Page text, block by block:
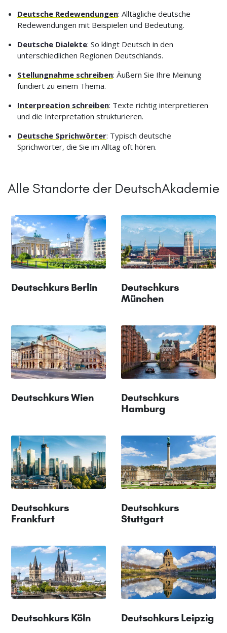
Deutsche Redewendungen: Alltägliche deutsche
Redewendungen mit Beispielen und Bedeutung.
Deutsche Dialekte: So klingt Deutsch in den
unterschiedlichen Regionen Deutschlands.
Stellungnahme schreiben: Äußern Sie Ihre Meinung
fundiert zu einem Thema.
Interpreation schreiben: Texte richtig interpretieren
und die Interpretation strukturieren.
Deutsche Sprichwörter: Typisch deutsche
Sprichwörter, die Sie im Alltag oft hören.
Alle Standorte der DeutschAkademie
Deutschkurs Berlin
Deutschkurs
München
Deutschkurs Wien
Deutschkurs
Hamburg
Deutschkurs
Frankfurt
Deutschkurs
Stuttgart
Deutschkurs Köln Deutschkurs Leipzig